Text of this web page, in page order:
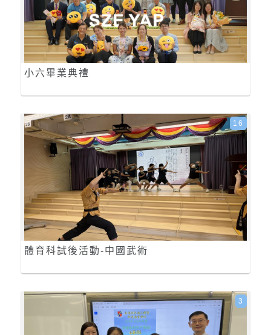
小六畢業典禮
體育科試後活動-中國武術
16
3